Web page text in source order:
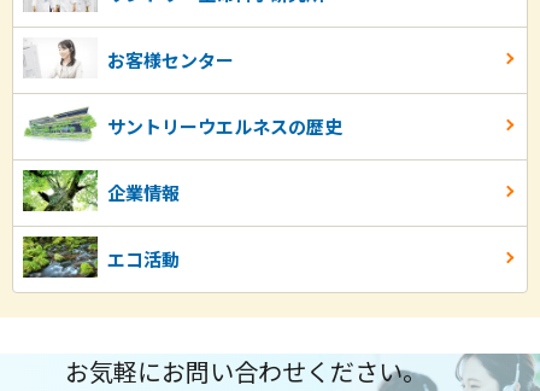
お客様センター
サントリーウエルネスの歴史
企業情報
エコ活動
お気軽にお問い合わせください。